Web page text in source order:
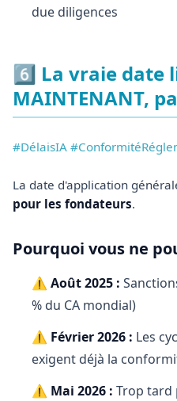
due diligences
6️⃣ La vraie date
MAINTENANT,
#DélaisIA
La date d'application
pour les fondateurs.
Pourquoi vous ne
⚠️ Août 2025 :
% du CA mondial)
⚠️ Février 2026 : Les
exigent déjà la
⚠️ Mai 2026 : Trop tard